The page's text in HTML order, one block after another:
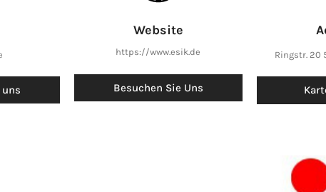
Website
https://www.esik.de
Besuchen Sie Uns
Ringstr. 20